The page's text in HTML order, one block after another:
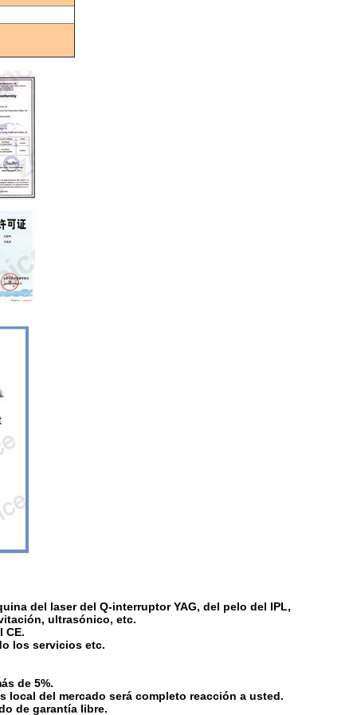
del laser del Q-interruptor YAG, del pelo del IPL,
ultrasónico, etc.
CE.
los servicios etc.
de 5%.
del mercado será completo reacción a usted.
de garantía libre.